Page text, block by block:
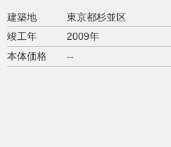
建築地
東京都杉並区
竣工年
2009年
本体価格
--